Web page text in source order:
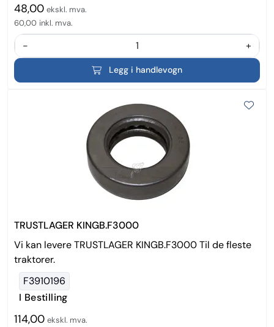
48,00 ekskl. mva.
60,00 inkl. mva.
- +
Legg i handlevogn
TRUSTLAGER KINGB.F3000
Vi kan levere TRUSTLAGER KINGB.F3000 Til de fleste
traktorer.
F3910196
I Bestilling
114,00 ekskl. mva.